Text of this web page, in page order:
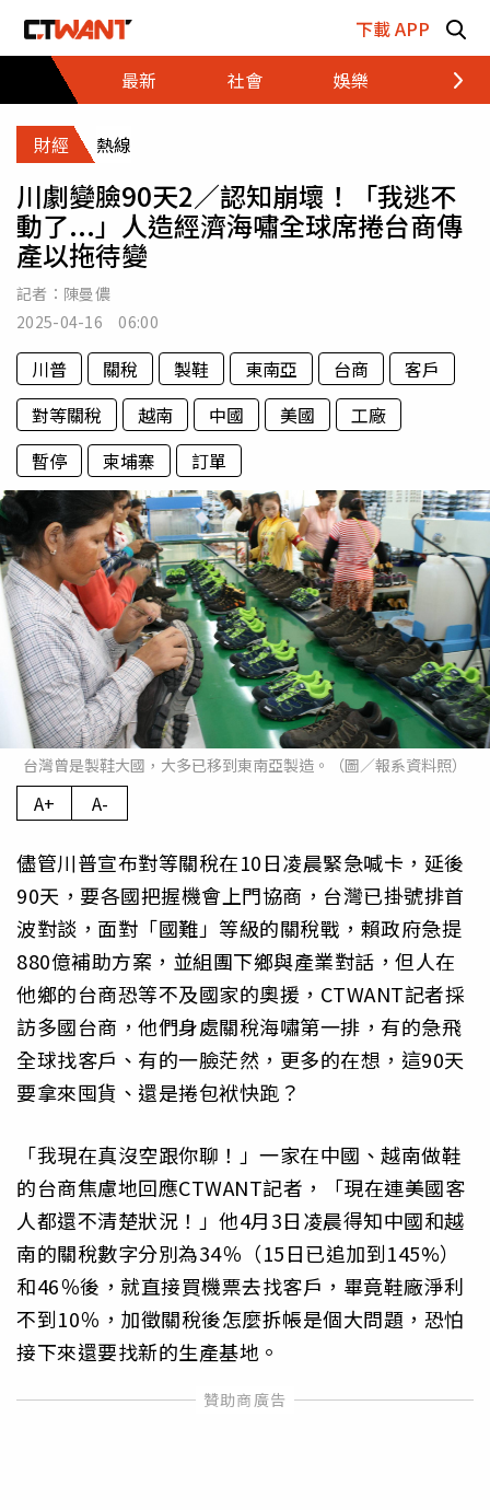
下載 APP
最新
社會 娛樂 財經
財經 熱線
川劇變臉90天2／認知崩壞！「我逃不
動了...」人造經濟海嘯全球席捲台商傳
產以拖待變
記者： 陳曼儂
2025-04-16 06:00
川普 關稅 製鞋 東南亞 台商
客戶
對等關稅
越南 中國 美國
工廠
暫停
柬埔寨 訂單
台灣曾是製鞋大國，大多已移到東南亞製造。（圖／報系資料照）
A+ A-
儘管川普宣布對等關稅在10日凌晨緊急喊卡，延後
90天，要各國把握機會上門協商，台灣已掛號排首
波對談，面對「國難」等級的關稅戰，賴政府急提
880億補助方案，並組團下鄉與產業對話，但人在
他鄉的台商恐等不及國家的奧援，CTWANT記者採
訪多國台商，他們身處關稅海嘯第一排，有的急飛
全球找客戶、有的一臉茫然，更多的在想，這90天
要拿來囤貨、還是捲包袱快跑？
「我現在真沒空跟你聊！」一家在中國、越南做鞋
的台商焦慮地回應CTWANT記者，「現在連美國客
人都還不清楚狀況！」他4月3日凌晨得知中國和越
南的關稅數字分別為34％（15日已追加到145%）
和46％後，就直接買機票去找客戶，畢竟鞋廠淨利
不到10％，加徵關稅後怎麼拆帳是個大問題，恐怕
接下來還要找新的生產基地。